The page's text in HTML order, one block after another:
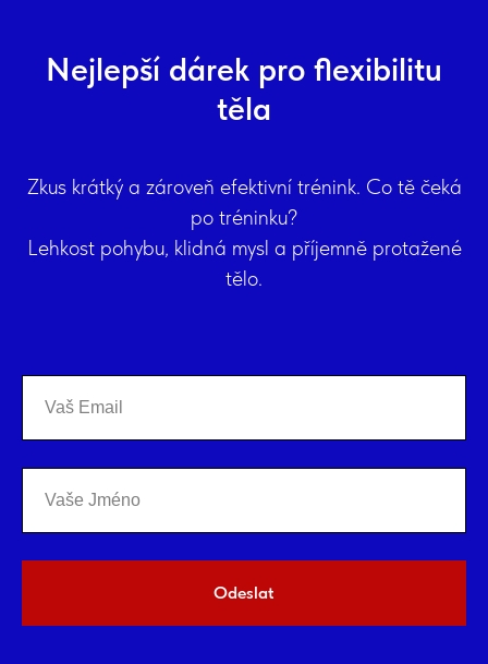
Nejlepší dárek pro flexibilitu
těla
Zkus krátký a zároveň efektivní trénink. Co tě čeká
po tréninku?
Lehkost pohybu, klidná mysl a příjemně protažené
tělo.
Odeslat